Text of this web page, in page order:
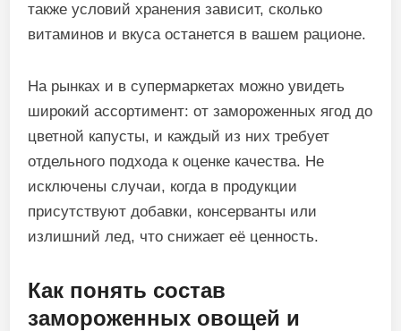
также условий хранения зависит, сколько
витаминов и вкуса останется в вашем рационе.
На рынках и в супермаркетах можно увидеть
широкий ассортимент: от замороженных ягод до
цветной капусты, и каждый из них требует
отдельного подхода к оценке качества. Не
исключены случаи, когда в продукции
присутствуют добавки, консерванты или
излишний лед, что снижает её ценность.
Как понять состав
замороженных овощей и